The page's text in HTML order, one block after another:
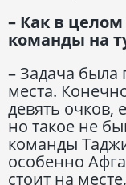
– Как в
команды на
– Задача была
места.
девять очков,
но такое не
команды
особенно
стоит на